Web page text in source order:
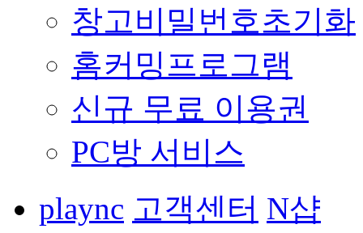
창고비밀번호초기화
홈커밍프로그램
신규 무료 이용권
PC방 서비스
plaync 고객센터 N샵